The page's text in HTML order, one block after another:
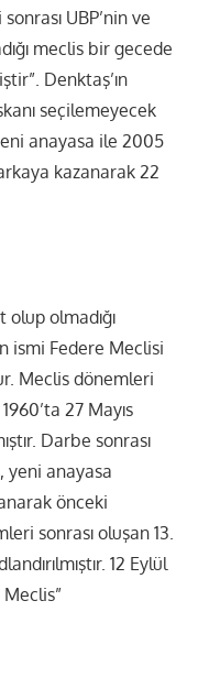
UBP’nin ve
meclis bir gecede
Denktaş’ın
seçilemeyecek
anayasa ile 2005
kazanarak 22
olup olmadığı
ismi Federe Meclisi
Meclis dönemleri
27 Mayıs
Darbe sonrası
yeni anayasa
önceki
sonrası oluşan 13.
12 Eylül